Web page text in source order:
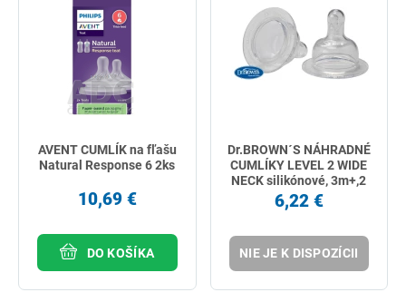
AVENT CUMLÍK na fľašu
Natural Response 6 2ks
10,69 €
DO KOŠÍKA
Dr.BROWN´S NÁHRADNÉ
CUMLÍKY LEVEL 2 WIDE
NECK silikónové, 3m+,2
ks
6,22 €
NIE JE K DISPOZÍCII